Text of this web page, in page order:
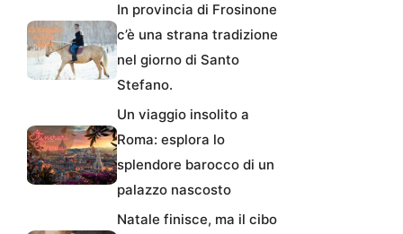
In provincia di Frosinone
c’è una strana tradizione
nel giorno di Santo
Stefano.
Un viaggio insolito a
Roma: esplora lo
splendore barocco di un
palazzo nascosto
Natale finisce, ma il cibo